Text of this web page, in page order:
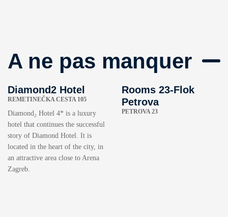
A ne pas manquer
Diamond2 Hotel
REMETINEČKA CESTA 105
Diamond₂ Hotel 4* is a luxury
hotel that continues the successful
story of Diamond Hotel. It is
located in the heart of the city, in
an attractive area close to Arena
Zagreb.
Rooms 23-Flok
Petrova
PETROVA 23